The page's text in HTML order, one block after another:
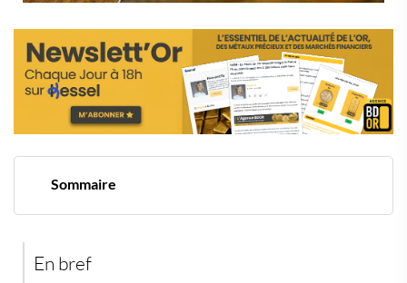
Sommaire
augmente la rentabilité
En bref